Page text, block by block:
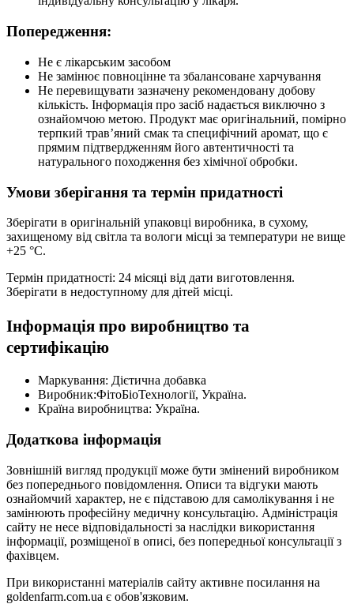
Попередження:
Не є лікарським засобом
Не замінює повноцінне та збалансоване харчування
Не перевищувати зазначену рекомендовану добову
кількість. Інформація про засіб надається виключно з
ознайомчою метою. Продукт має оригінальний, помірно
терпкий трав’яний смак та специфічний аромат, що є
прямим підтвердженням його автентичності та
натурального походження без хімічної обробки.
Умови зберігання та термін придатності
Зберігати в оригінальній упаковці виробника, в сухому,
захищеному від світла та вологи місці за температури не вище
+25 °С.
Термін придатності: 24 місяці від дати виготовлення.
Зберігати в недоступному для дітей місці.
Інформація про виробництво та
сертифікацію
Маркування: Дієтична добавка
Виробник:ФітоБіоТехнології, Україна.
Країна виробництва: Україна.
Додаткова інформація
Зовнішній вигляд продукції може бути змінений виробником
без попереднього повідомлення. Описи та відгуки мають
ознайомчий характер, не є підставою для самолікування і не
замінюють професійну медичну консультацію. Адміністрація
сайту не несе відповідальності за наслідки використання
інформації, розміщеної в описі, без попередньої консультації з
фахівцем.
При використанні матеріалів сайту активне посилання на
goldenfarm.com.ua є обов'язковим.